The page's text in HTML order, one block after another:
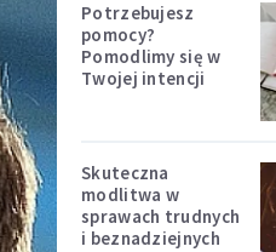
Potrzebujesz
pomocy?
Pomodlimy się w
Twojej intencji
Skuteczna
modlitwa w
sprawach trudnych
i beznadziejnych